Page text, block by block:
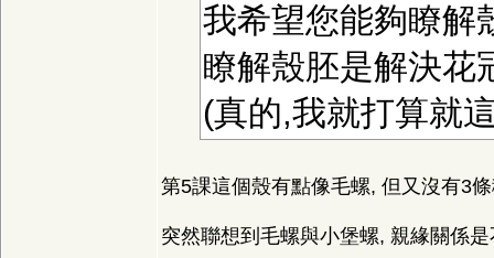
我希望您能夠瞭解
瞭解殼胚是解決花
(真的,我就打算就
第5課這個殼有點像毛螺, 但又沒有3
突然聯想到毛螺與小堡螺, 親緣關係